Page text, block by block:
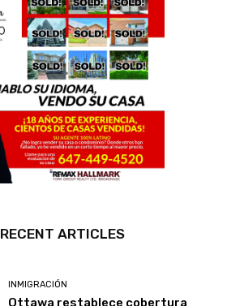
RECENT ARTICLES
INMIGRACIÓN
Ottawa restablece cobertura